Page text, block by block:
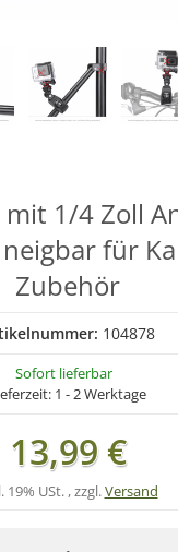
1/4 Zoll
für
Zubehör
104878
Sofort lieferbar
1 - 2 Werktage
13,99 €
19% USt. , zzgl.Versand